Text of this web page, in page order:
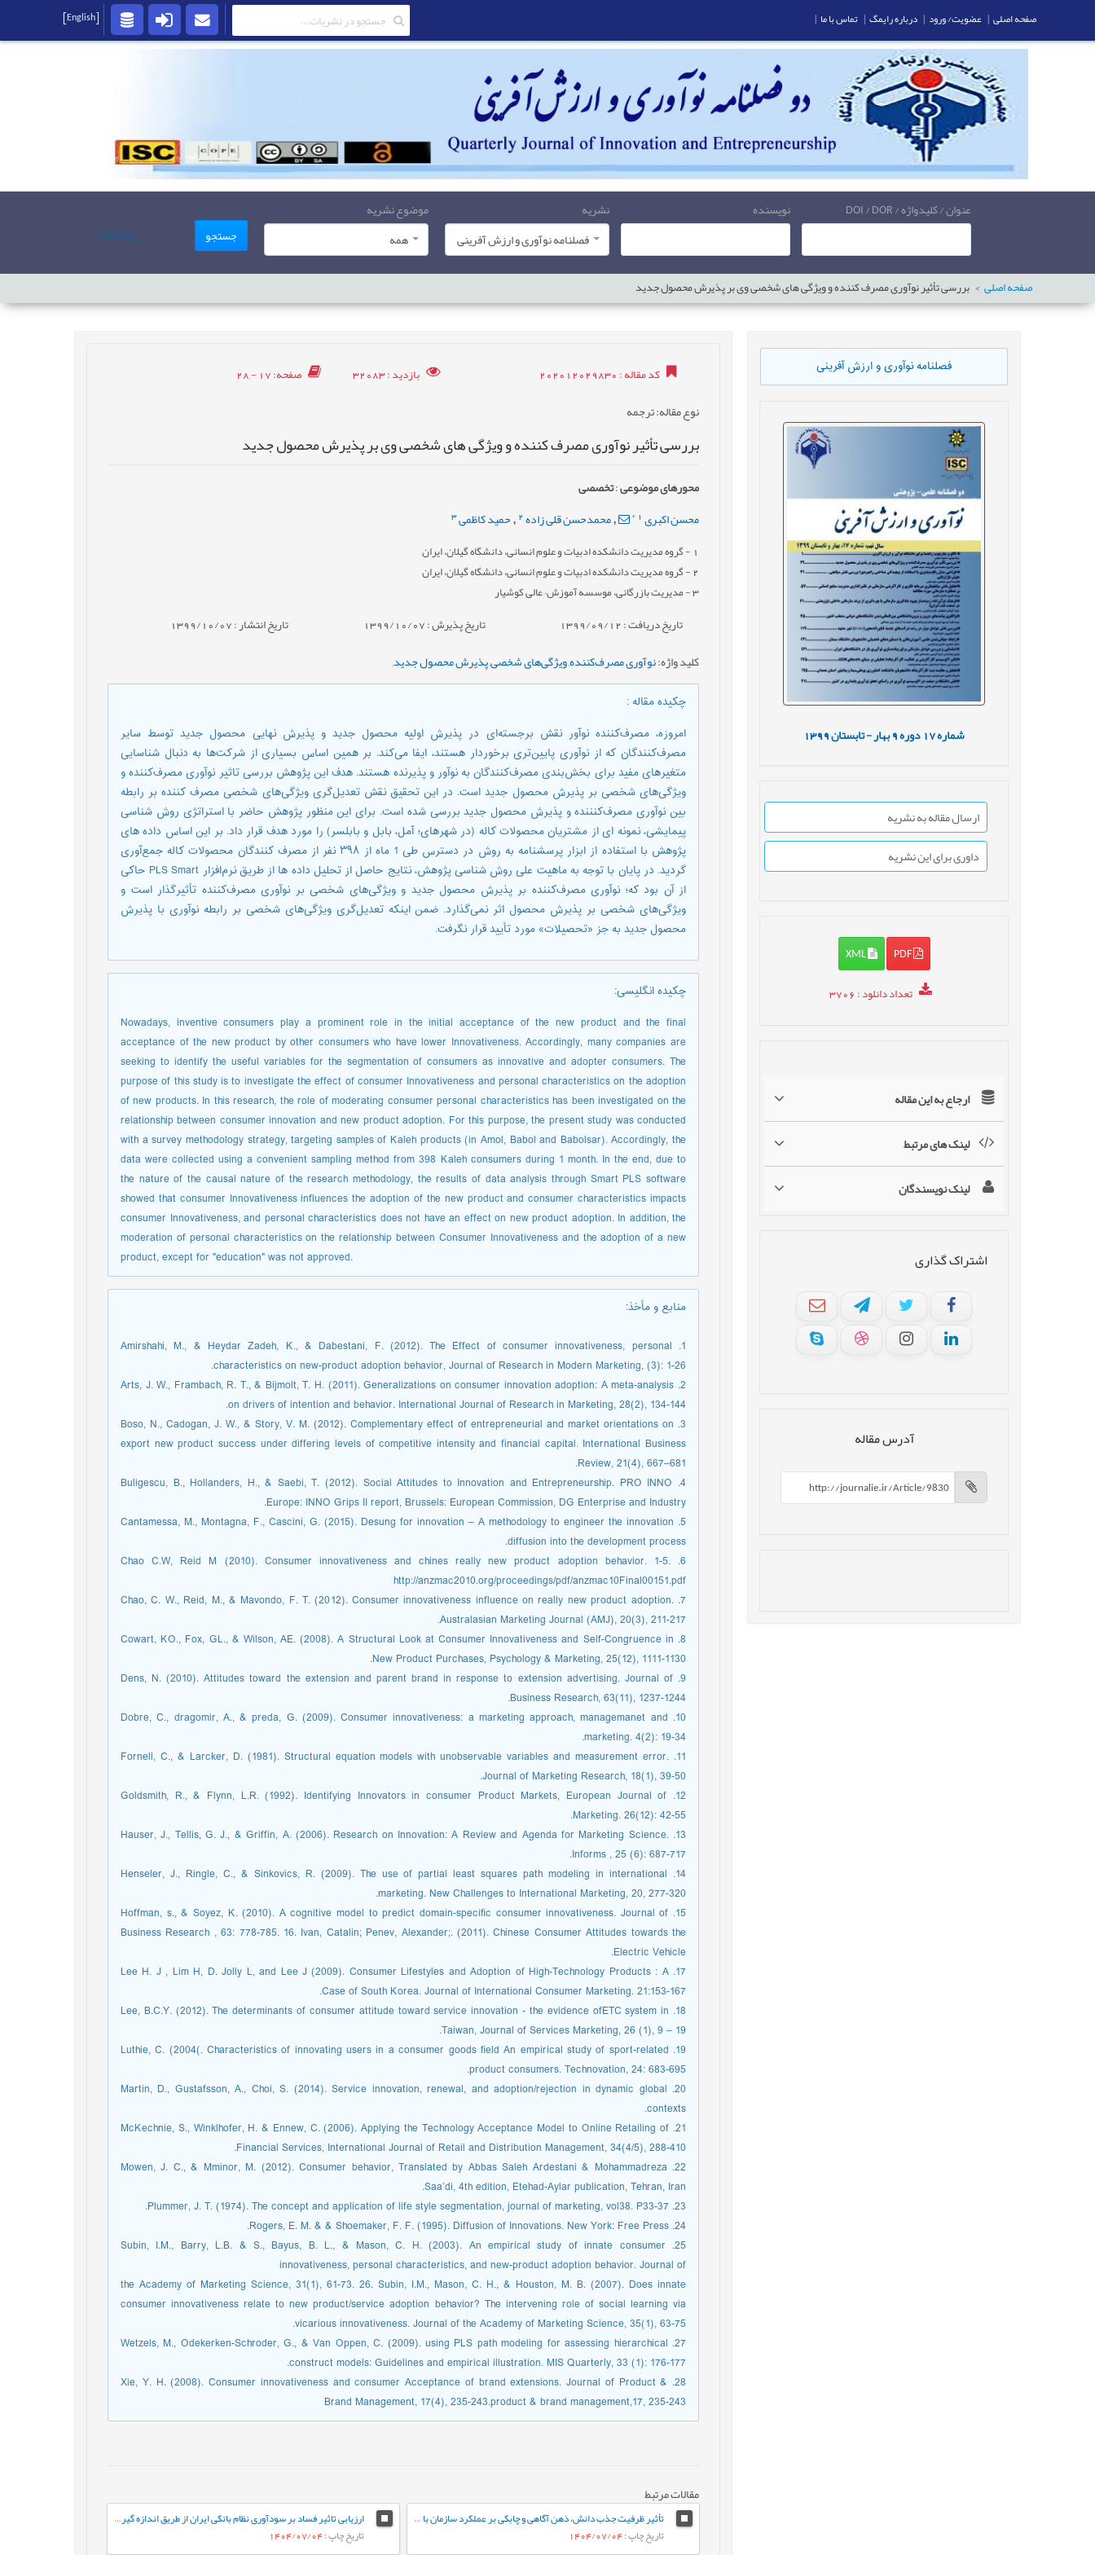
عنوان / کلیدواژه / DOI / DOR نویسنده
نشریه
فصلنامه نوآوری و ارزش آفرینی
موضوع نشریه
همه
جستجو پیشرفته
صفحه اصلی بررسی تأثیر نوآوری مصرف کننده و ویژگی های شخصی وی بر پذیرش محصول جدید
فصلنامه نوآوری و ارزش آفرینی
شماره دوره بهار - تابستان1399
ارسال مقاله به نشریه
داوری برای این نشریه
PDF
XML
تعداد دانلود: 3706
ارجاع به این مقاله
لینک های مرتبط
لینک نویسندگان
اشتراک گذاری
آدرس مقاله
کد مقاله: 202012029830 بازدید: 32083 صفحه: 17 - 28
نوع مقاله: ترجمه
بررسی تأثیر نوآوری مصرف کننده و ویژگی های شخصی وی بر پذیرش محصول جدید
محورهای موضوعی:تخصصی
محسن اکبری 1
*
,محمدحسن قلی زاده2
,حمید کاظمی3
1 - گروه مدیریت دانشکده ادبیات و علوم انسانی، دانشگاه گیلان، ایران
2- گروه مدیریت دانشکده ادبیات و علوم انسانی، دانشگاه گیلان، ایران
3- مدیریت بازرگانی، موسسه آموزش¬عالی کوشیار
تاریخ دریافت : 1399/09/12 تاریخ پذیرش : 1399/10/07 تاریخ انتشار : 1399/10/07
کلید واژه:نوآوری مصرف‌کننده,ویژگی‌های شخصی,پذیرش محصول جدید,
چکیده مقاله:
امروزه، مصرف‌کننده‌ نوآور نقش برجسته‌ای در پذیرش اولیه محصول جدید و پذیرش نهایی محصول جدید توسط سایر
مصرف‌کنندگان که از نوآوری پایین‌تری برخوردار هستند، ایفا می‌کند. بر همین اساس بسیاری از شرکت‌ها به دنبال شناسایی
متغیرهای مفید برای بخش‌بندی مصرف‌کنندگان به نوآور و پذیرنده هستند. هدف این پژوهش بررسی تاثیر نوآوری مصرف‌کننده و
ویژگی‌های شخصی بر پذیرش محصول جدید است. در این تحقیق نقش تعدیل‌گری ویژگی‌های شخصی مصرف کننده بر رابطه
بین نوآوری مصرف‌کنننده و پذیرش محصول جدید بررسی شده است. برای این منظور پژوهش حاضر با استراتژی روش شناسی
پیمایشی، نمونه ای از مشتریان محصولات کاله (در شهرهای؛ آمل، بابل و بابلسر) را مورد هدف قرار داد. بر این اساس داده های
پژوهش با استفاده از ابزار پرسشنامه به روش در دسترس طی 1 ماه از ۳۹۸ نفر از مصرف کنندگان محصولات کاله جمع‌آوری
گردید. در پایان با توجه به ماهیت علی روش شناسی پژوهش، نتایج حاصل از تحلیل داده ها از طریق نرم‌افزار PLS Smart حاکی
از آن بود که؛ نوآوری مصرف‌کننده بر پذیرش محصول جدید و ویژگی‌های شخصی بر نوآوری مصرف‌کننده تأثیرگذار است و
ویژگی‌های شخصی بر پذیرش محصول اثر نمی‌گذارد. ضمن اینکه تعدیل‌گری ویژگی‌های شخصی بر رابطه نوآوری با پذیرش
محصول جدید به جز «تحصیلات» مورد تأیید قرار نگرفت.
چکیده انگلیسی:
Nowadays, inventive consumers play a prominent role in the initial acceptance of the new product and the final
acceptance of the new product by other consumers who have lower Innovativeness. Accordingly, many companies are
seeking to identify the useful variables for the segmentation of consumers as innovative and adopter consumers. The
purpose of this study is to investigate the effect of consumer Innovativeness and personal characteristics on the adoption
of new products. In this research, the role of moderating consumer personal characteristics has been investigated on the
relationship between consumer innovation and new product adoption. For this purpose, the present study was conducted
with a survey methodology strategy, targeting samples of Kaleh products (in Amol, Babol and Babolsar). Accordingly, the
data were collected using a convenient sampling method from 398 Kaleh consumers during 1 month. In the end, due to
the nature of the causal nature of the research methodology, the results of data analysis through Smart PLS software
showed that consumer Innovativeness influences the adoption of the new product and consumer characteristics impacts
consumer Innovativeness, and personal characteristics does not have an effect on new product adoption. In addition, the
moderation of personal characteristics on the relationship between Consumer Innovativeness and the adoption of a new
product, except for "education" was not approved.
منابع و مأخذ:
1. Amirshahi, M., & Heydar Zadeh, K., & Dabestani, F. (2012). The Effect of consumer innovativeness, personal
characteristics on new-product adoption behavior, Journal of Research in Modern Marketing, (3): 1-26.
2. Arts, J. W., Frambach, R. T., & Bijmolt, T. H. (2011). Generalizations on consumer innovation adoption: A meta-analysis
on drivers of intention and behavior. International Journal of Research in Marketing, 28(2), 134-144.
3. Boso, N., Cadogan, J. W., & Story, V. M. (2012). Complementary effect of entrepreneurial and market orientations on
export new product success under differing levels of competitive intensity and financial capital. International Business
Review, 21(4), 667–681.
4. Buligescu, B., Hollanders, H., & Saebi, T. (2012). Social Attitudes to Innovation and Entrepreneurship. PRO INNO
Europe: INNO Grips II report, Brussels: European Commission, DG Enterprise and Industry.
5. Cantamessa, M., Montagna, F., Cascini, G. (2015). Desung for innovation – A methodology to engineer the innovation
diffusion into the development process.
6. Chao C.W, Reid M (2010). Consumer innovativeness and chines really new product adoption behavior. 1-5.
http://anzmac2010.org/proceedings/pdf/anzmac10Final00151.pdf
7. Chao, C. W., Reid, M., & Mavondo, F. T. (2012). Consumer innovativeness influence on really new product adoption.
Australasian Marketing Journal (AMJ), 20(3), 211-217.
8. Cowart, KO., Fox, GL., & Wilson, AE. (2008). A Structural Look at Consumer Innovativeness and Self-Congruence in
New Product Purchases, Psychology & Marketing, 25(12), 1111-1130.
9. Dens, N. (2010). Attitudes toward the extension and parent brand in response to extension advertising. Journal of
Business Research, 63(11), 1237-1244.
10. Dobre, C., dragomir, A., & preda, G. (2009). Consumer innovativeness: a marketing approach, managemanet and
marketing. 4(2): 19-34.
11. Fornell, C., & Larcker, D. (1981). Structural equation models with unobservable variables and measurement error.
Journal of Marketing Research, 18(1), 39-50.
12. Goldsmith, R., & Flynn, L.R. (1992). Identifying Innovators in consumer Product Markets, European Journal of
Marketing. 26(12): 42-55.
13. Hauser, J., Tellis, G. J., & Griffin, A. (2006). Research on Innovation: A Review and Agenda for Marketing Science.
Informs , 25 (6): 687-717.
14. Henseler, J., Ringle, C., & Sinkovics, R. (2009). The use of partial least squares path modeling in international
marketing. New Challenges to International Marketing, 20, 277-320.
15. Hoffman, s., & Soyez, K. (2010). A cognitive model to predict domain-speciﬁc consumer innovativeness. Journal of
Business Research , 63: 778-785. 16. Ivan, Catalin; Penev, Alexander;. (2011). Chinese Consumer Attitudes towards the
Electric Vehicle.
17. Lee H. J , Lim H, D. Jolly L, and Lee J (2009). Consumer Lifestyles and Adoption of High-Technology Products : A
Case of South Korea. Journal of International Consumer Marketing. 21:153-167.
18. Lee, B.C.Y. (2012). The determinants of consumer attitude toward service innovation - the evidence ofETC system in
Taiwan, Journal of Services Marketing, 26 (1), 9 – 19.
19. Luthie, C. (2004(. Characteristics of innovating users in a consumer goods ﬁeld An empirical study of sport-related
product consumers. Technovation, 24: 683-695.
20. Martin, D., Gustafsson, A., Choi, S. (2014). Service innovation, renewal, and adoption/rejection in dynamic global
contexts.
21. McKechnie, S., Winklhofer, H. & Ennew, C. (2006). Applying the Technology Acceptance Model to Online Retailing of
Financial Services, International Journal of Retail and Distribution Management, 34(4/5), 288-410.
22. Mowen, J. C., & Mminor, M. (2012). Consumer behavior, Translated by Abbas Saleh Ardestani & Mohammadreza
Saa’di, 4th edition, Etehad-Aylar publication, Tehran, Iran.
23. Plummer, J. T. (1974). The concept and application of life style segmentation, journal of marketing, vol38. P33-37.
24. Rogers, E. M. & & Shoemaker, F. F. (1995). Diffusion of Innovations. New York: Free Press.
25. Subin, I.M., Barry, L.B. & S., Bayus, B. L., & Mason, C. H. (2003). An empirical study of innate consumer
innovativeness, personal characteristics, and new-product adoption behavior. Journal of
the Academy of Marketing Science, 31(1), 61-73. 26. Subin, I.M., Mason, C. H., & Houston, M. B. (2007). Does innate
consumer innovativeness relate to new product/service adoption behavior? The intervening role of social learning via
vicarious innovativeness. Journal of the Academy of Marketing Science, 35(1), 63-75.
27. Wetzels, M., Odekerken-Schroder, G., & Van Oppen, C. (2009). using PLS path modeling for assessing hierarchical
construct models: Guidelines and empirical illustration. MIS Quarterly, 33 (1): 176-177.
28. Xie, Y. H. (2008). Consumer innovativeness and consumer Acceptance of brand extensions. Journal of Product &
Brand Management, 17(4), 235-243.product & brand management,17, 235-243
مقالات مرتبط
تأثیر ظرفیت جذب دانش، ذهن آگاهی و چابکی بر عملکرد سازمان با تأکید برنقش میانجی نوآوری مدل کسب و کار (مورد مطالعه: شرکت های کوچک و متوسط استان کردستان)
تاریخ چاپ: 1404/07/04
ارزیابی تاثیر فساد بر سودآوری نظام بانکی ایران از طریق اندازه گیری مولفه های داخلی بانک
تاریخ چاپ: 1404/07/04
صفحه اصلی | عضویت/ ورود | درباره رایمگ | تماس با ما |
[English]